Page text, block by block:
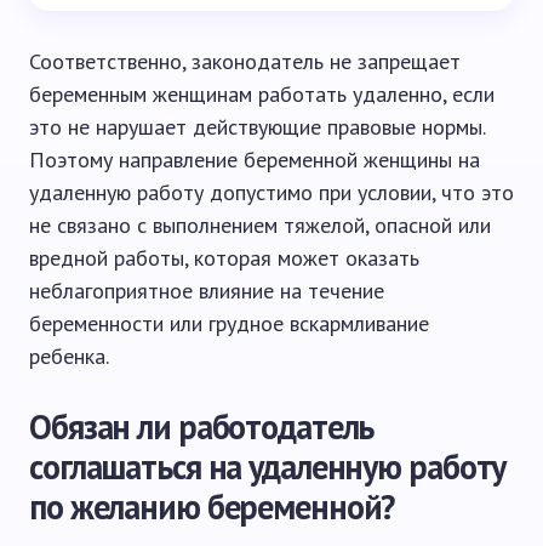
Соответственно, законодатель не запрещает
беременным женщинам работать удаленно, если
это не нарушает действующие правовые нормы.
Поэтому направление беременной женщины на
удаленную работу допустимо при условии, что это
не связано с выполнением тяжелой, опасной или
вредной работы, которая может оказать
неблагоприятное влияние на течение
беременности или грудное вскармливание
ребенка.
Обязан ли работодатель
соглашаться на удаленную работу
по желанию беременной?